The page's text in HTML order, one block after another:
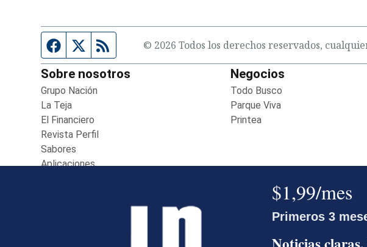
Página de Facebook
Fuente Twitter
Fuente RSS© 2026 Todos los derechos reservados,
Sobre nosotros
Grupo Nación
La Teja
El Financiero
Revista Perfil
Sabores
AplicacionesOpens in new window
Negocios
Todo Busco
Parque VivaOpens in new window
PrinteaOpens in new window